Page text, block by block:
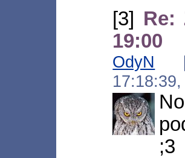
[3] Re:
19:00
OdyN
;3